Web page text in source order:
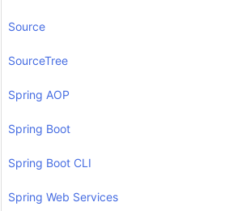
Source
SourceTree
Spring AOP
Spring Boot
Spring Boot CLI
Spring Web Services